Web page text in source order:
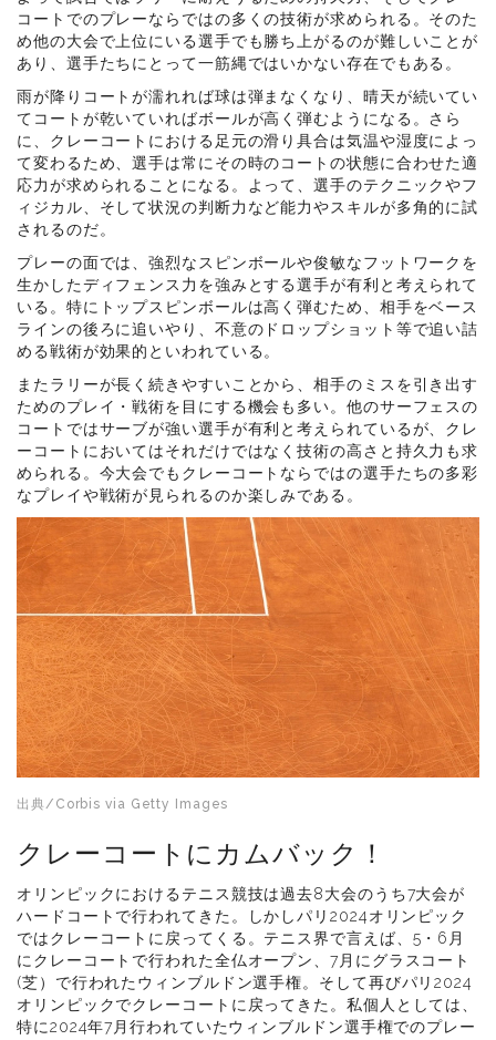
コートでのプレーならではの多くの技術が求められる。そのた
め他の大会で上位にいる選手でも勝ち上がるのが難しいことが
あり、選手たちにとって一筋縄ではいかない存在でもある。
雨が降りコートが濡れれば球は弾まなくなり、晴天が続いてい
てコートが乾いていればボールが高く弾むようになる。さら
に、クレーコートにおける足元の滑り具合は気温や湿度によっ
て変わるため、選手は常にその時のコートの状態に合わせた適
応力が求められることになる。よって、選手のテクニックやフ
ィジカル、そして状況の判断力など能力やスキルが多角的に試
されるのだ。
プレーの面では、強烈なスピンボールや俊敏なフットワークを
生かしたディフェンス力を強みとする選手が有利と考えられて
いる。特にトップスピンボールは高く弾むため、相手をベース
ラインの後ろに追いやり、不意のドロップショット等で追い詰
める戦術が効果的といわれている。
またラリーが長く続きやすいことから、相手のミスを引き出す
ためのプレイ・戦術を目にする機会も多い。他のサーフェスの
コートではサーブが強い選手が有利と考えられているが、クレ
ーコートにおいてはそれだけではなく技術の高さと持久力も求
められる。今大会でもクレーコートならではの選手たちの多彩
なプレイや戦術が見られるのか楽しみである。
出典/Corbis via Getty Images
クレーコートにカムバック！
オリンピックにおけるテニス競技は過去8大会のうち7大会が
ハードコートで行われてきた。しかしパリ2024オリンピック
ではクレーコートに戻ってくる。テニス界で言えば、5・6月
にクレーコートで行われた全仏オープン、7月にグラスコート
(芝）で行われたウィンブルドン選手権。そして再びパリ2024
オリンピックでクレーコートに戻ってきた。私個人としては、
特に2024年7月行われていたウィンブルドン選手権でのプレー